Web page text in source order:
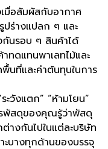
มื่อสัมผัสกับอากาศ
ปร่างแปลก ๆ และ
กันรอบ ๆ สินค้าได้
ทดแทนพาเลทไม้และ
นที่และค่าต้นทุนในการ
วังแตก” “ห้ามโยน”
พัสดุของคุณรู้ว่าพัสดุ
างกันไปในแต่ละบริษัท
บางทุกด้านของบรรจุ